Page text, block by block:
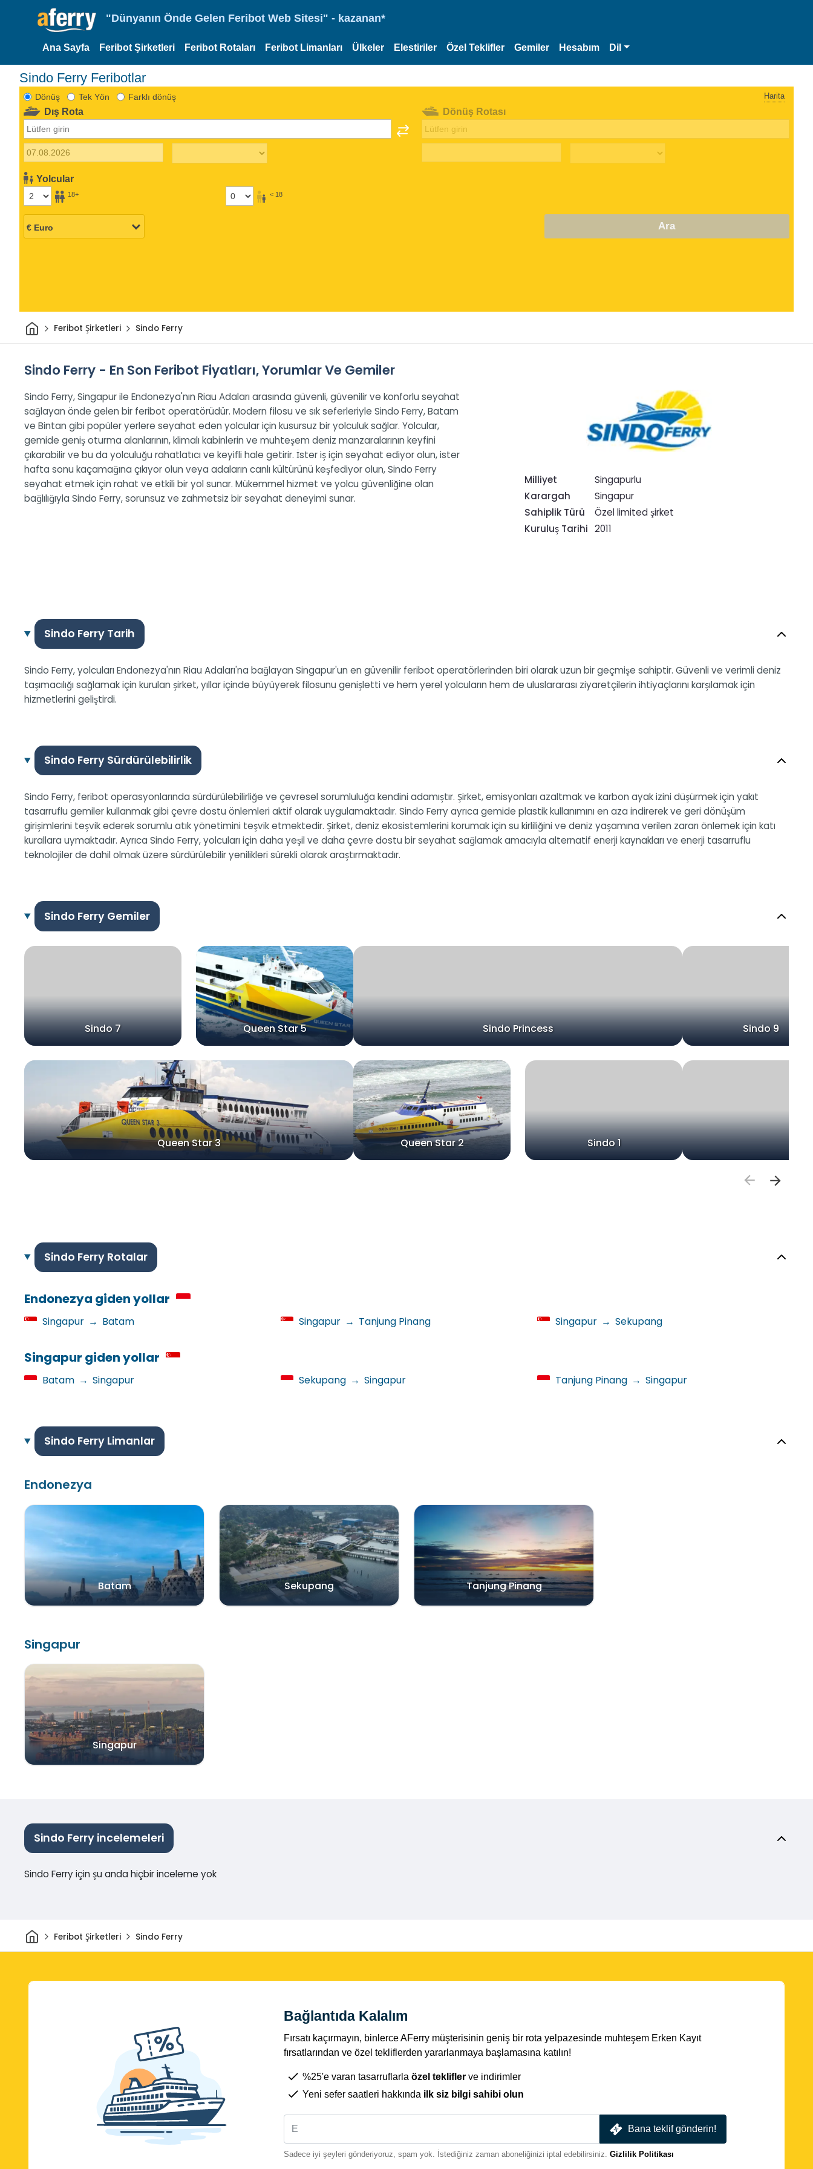
"Dünyanın Önde Gelen Feribot Web Sitesi" - kazanan*
Ana Sayfa Feribot Şirketleri Feribot Rotaları Feribot Limanları Ülkeler Elestiriler Özel Teklifler Gemiler Hesabım Dil
Sindo Ferry Feribotlar
Dönüş Tek Yön Farklı dönüş Harita
Dış Rota
Yolcular
18+ < 18
Dönüş Rotası
Ara
Ev Feribot Şirketleri Sindo Ferry
Sindo Ferry - En Son Feribot Fiyatları, Yorumlar Ve Gemiler
Sindo Ferry, Singapur ile Endonezya'nın Riau Adaları arasında güvenli, güvenilir ve konforlu seyahat
sağlayan önde gelen bir feribot operatörüdür. Modern filosu ve sık seferleriyle Sindo Ferry, Batam
ve Bintan gibi popüler yerlere seyahat eden yolcular için kusursuz bir yolculuk sağlar. Yolcular,
gemide geniş oturma alanlarının, klimalı kabinlerin ve muhteşem deniz manzaralarının keyfini
çıkarabilir ve bu da yolculuğu rahatlatıcı ve keyifli hale getirir. İster iş için seyahat ediyor olun, ister
hafta sonu kaçamağına çıkıyor olun veya adaların canlı kültürünü keşfediyor olun, Sindo Ferry
seyahat etmek için rahat ve etkili bir yol sunar. Mükemmel hizmet ve yolcu güvenliğine olan
bağlılığıyla Sindo Ferry, sorunsuz ve zahmetsiz bir seyahat deneyimi sunar.
Milliyet
Singapurlu
Karargah
Singapur
Sahiplik Türü
Özel limited şirket
Kuruluş Tarihi 2011
Sindo Ferry Tarih
Sindo Ferry, yolcuları Endonezya'nın Riau Adaları'na bağlayan Singapur'un en güvenilir feribot operatörlerinden biri olarak uzun bir geçmişe sahiptir. Güvenli ve verimli deniz
taşımacılığı sağlamak için kurulan şirket, yıllar içinde büyüyerek filosunu genişletti ve hem yerel yolcuların hem de uluslararası ziyaretçilerin ihtiyaçlarını karşılamak için
hizmetlerini geliştirdi.
Sindo Ferry Sürdürülebilirlik
Sindo Ferry, feribot operasyonlarında sürdürülebilirliğe ve çevresel sorumluluğa kendini adamıştır. Şirket, emisyonları azaltmak ve karbon ayak izini düşürmek için yakıt
tasarruflu gemiler kullanmak gibi çevre dostu önlemleri aktif olarak uygulamaktadır. Sindo Ferry ayrıca gemide plastik kullanımını en aza indirerek ve geri dönüşüm
girişimlerini teşvik ederek sorumlu atık yönetimini teşvik etmektedir. Şirket, deniz ekosistemlerini korumak için su kirliliğini ve deniz yaşamına verilen zararı önlemek için katı
kurallara uymaktadır. Ayrıca Sindo Ferry, yolcuları için daha yeşil ve daha çevre dostu bir seyahat sağlamak amacıyla alternatif enerji kaynakları ve enerji tasarruflu
teknolojiler de dahil olmak üzere sürdürülebilir yenilikleri sürekli olarak araştırmaktadır.
Sindo Ferry Gemiler
Sindo 7 Queen Star 5
Queen Star 3
Sindo Princess
Queen Star 2 Sindo 1
Sindo 9
Sindo Ferry Rotalar
Endonezya giden yollar
Singapur → Batam Singapur → Tanjung Pinang Singapur → Sekupang
Singapur giden yollar
Batam → Singapur Sekupang → Singapur Tanjung Pinang → Singapur
Sindo Ferry Limanlar
Endonezya
Batam Sekupang Tanjung Pinang
Singapur
Singapur
Sindo Ferry incelemeleri
Sindo Ferry için şu anda hiçbir inceleme yok
Ev Feribot Şirketleri Sindo Ferry
Bağlantıda Kalalım
Fırsatı kaçırmayın, binlerce AFerry müşterisinin geniş bir rota yelpazesinde muhteşem Erken Kayıt
fırsatlarından ve özel tekliflerden yararlanmaya başlamasına katılın!
%25'e varan tasarruflarla özel teklifler ve indirimler
Yeni sefer saatleri hakkında ilk siz bilgi sahibi olun
Bana teklif gönderin!
Sadece iyi şeyleri gönderiyoruz, spam yok. İstediğiniz zaman aboneliğinizi iptal edebilirsiniz. Gizlilik Politikası